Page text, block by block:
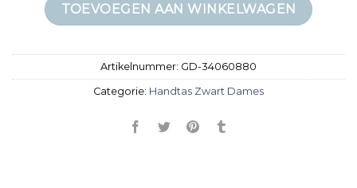
TOEVOEGEN AAN WINKELWAGEN
Artikelnummer: GD-34060880
Categorie: Handtas Zwart Dames